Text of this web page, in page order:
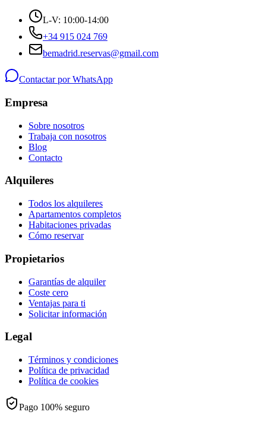
L-V: 10:00-14:00
+34 915 024 769
bemadrid.reservas@gmail.com
Contactar por WhatsApp
Empresa
Sobre nosotros
Trabaja con nosotros
Blog
Contacto
Alquileres
Todos los alquileres
Apartamentos completos
Habitaciones privadas
Cómo reservar
Propietarios
Garantías de alquiler
Coste cero
Ventajas para ti
Solicitar información
Legal
Términos y condiciones
Política de privacidad
Política de cookies
Pago 100% seguro